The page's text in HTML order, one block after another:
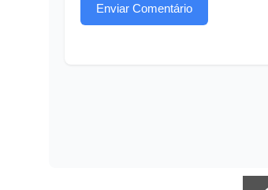
Enviar Comentário